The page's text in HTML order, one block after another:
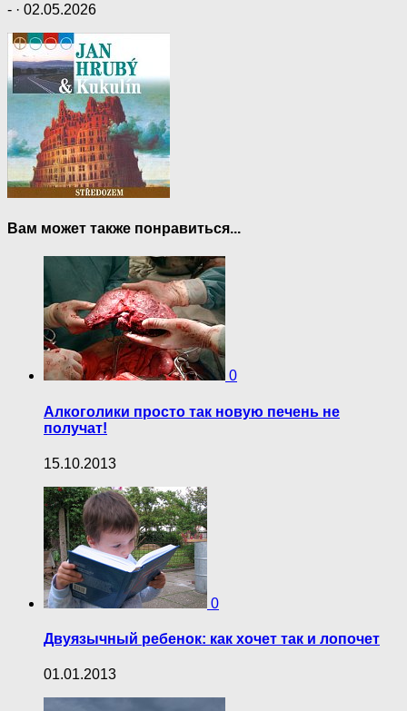
- · 02.05.2026
Вам может также понравиться...
0
Алкоголики просто так новую печень не
получат!
15.10.2013
0
Двуязычный ребенок: как хочет так и лопочет
01.01.2013